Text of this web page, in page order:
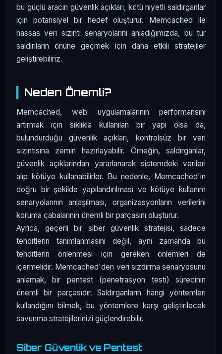
bu güçlü aracın güvenlik açıkları, kötü niyetli saldırganlar
için potansiyel bir hedef oluşturur. Memcached ile
hassas veri sızıntı senaryolarını anladığımızda, bu tür
saldırıların önüne geçmek için daha etkili stratejiler
geliştirebiliriz.
Neden Önemli?
Memcached, web uygulamalarının performansını
artırmak için sıklıkla kullanılan bir yapı olsa da,
bulundurduğu güvenlik açıkları, kontrolsüz bir veri
sızıntısına zemin hazırlayabilir. Örneğin, saldırganlar,
güvenlik açıklarından yararlanarak sistemdeki verileri
alıp kötüye kullanabilirler. Bu nedenle, Memcached'in
doğru bir şekilde yapılandırılması ve kötüye kullanım
senaryolarının anlaşılması, organizasyonların verilerini
koruma çabalarının önemli bir parçasını oluşturur.
Ayrıca, geçerli bir siber güvenlik stratejisi, sadece
tehditlerin tanımlanmasını değil, aynı zamanda bu
tehditlerin önlenmesi için gereken önlemleri de
içermelidir. Memcached'den veri sızdırma senaryosunu
anlamak, bir pentest (penetrasyon testi) sürecinin
önemli bir parçasıdır. Saldırganların hangi yöntemleri
kullandığını bilmek, bu yöntemlere karşı geliştirilecek
savunma stratejilerinizi güçlendirebilir.
Siber Güvenlik ve Pentest